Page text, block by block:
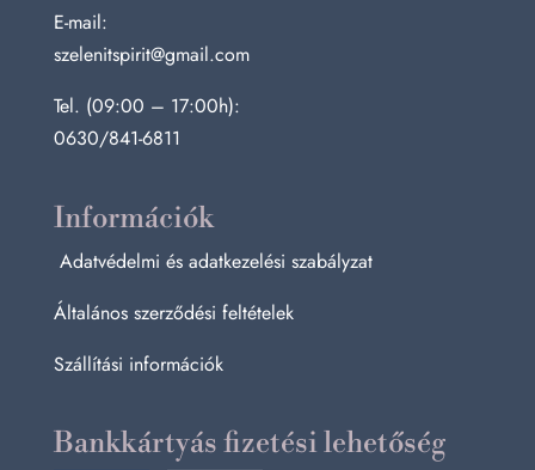
E-mail:
szelenitspirit@gmail.com
Tel. (09:00 – 17:00h):
0630/841-6811
Információk
Adatvédelmi és adatkezelési szabályzat
Általános szerződési feltételek
Szállítási információk
Bankkártyás fizetési lehetőség